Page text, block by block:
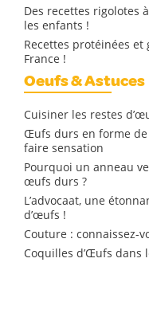
Des recettes rigolotes
les enfants !
Recettes protéinées
France !
Oeufs & Astuces
Cuisiner les restes
Œufs durs en forme
faire sensation
Pourquoi un anneau
œufs durs ?
L’advocaat, une
d’œufs !
Couture : connaissez-
Coquilles d’Œufs dans